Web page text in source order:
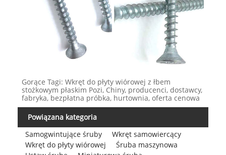
Gorące Tagi: Wkręt do płyty wiórowej z łbem
stożkowym płaskim Pozi, Chiny, producenci, dostawcy,
fabryka, bezpłatna próbka, hurtownia, oferta cenowa
Powiązana kategoria
Samogwintujące śruby
Wkręt samowiercący
Wkręt do płyty wiórowej
Śruba maszynowa